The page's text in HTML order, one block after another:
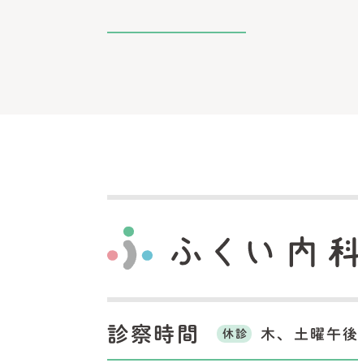
診察時間 休診 木、土曜午